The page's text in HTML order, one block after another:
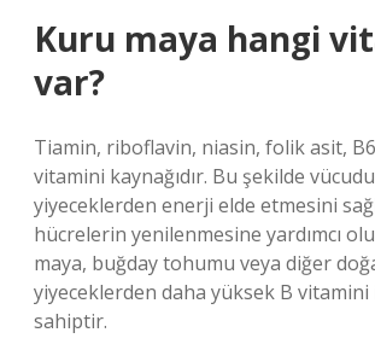
Kuru maya hangi
var?
Tiamin, riboflavin, niasin, folik asit,
vitamini kaynağıdır. Bu şekilde
yiyeceklerden enerji elde etmesini
hücrelerin yenilenmesine yardımcı
maya, buğday tohumu veya diğer
yiyeceklerden daha yüksek B vitamini
sahiptir.